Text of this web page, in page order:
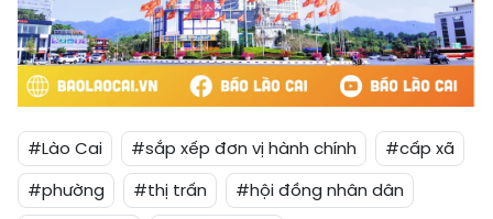
#Lào Cai #sắp xếp đơn vị hành chính
#cấp xã
#phường
#thị trấn
#hội đồng nhân dân